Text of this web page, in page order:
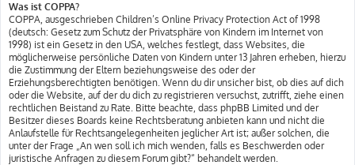
Was ist COPPA?
COPPA, ausgeschrieben Children’s Online Privacy Protection Act of 1998
(deutsch: Gesetz zum Schutz der Privatsphäre von Kindern im Internet von
1998) ist ein Gesetz in den USA, welches festlegt, dass Websites, die
möglicherweise persönliche Daten von Kindern unter 13 Jahren erheben, hierzu
die Zustimmung der Eltern beziehungsweise des oder der
Erziehungsberechtigten benötigen. Wenn du dir unsicher bist, ob dies auf dich
oder die Website, auf der du dich zu registrieren versuchst, zutrifft, ziehe einen
rechtlichen Beistand zu Rate. Bitte beachte, dass phpBB Limited und der
Besitzer dieses Boards keine Rechtsberatung anbieten kann und nicht die
Anlaufstelle für Rechtsangelegenheiten jeglicher Art ist; außer solchen, die
unter der Frage „An wen soll ich mich wenden, falls es Beschwerden oder
juristische Anfragen zu diesem Forum gibt?“ behandelt werden.